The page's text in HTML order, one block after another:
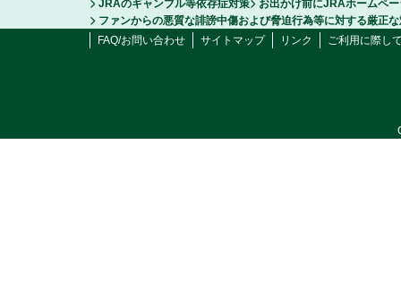
JRAのギャンブル等依存症対策
お出かけ前にJRAホームペ
ファンからの悪質な誹謗中傷および脅迫行為等に対する厳正
FAQ/お問い合わせ
サイトマップ リンク ご利用に際し